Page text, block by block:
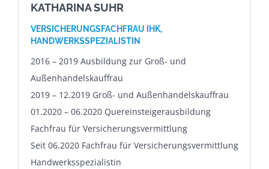
KATHARINA SUHR
VERSICHERUNGSFACHFRAU IHK,
HANDWERKSSPEZIALISTIN
2016 – 2019 Ausbildung zur Groß- und
Außenhandelskauffrau
2019 – 12.2019 Groß- und Außenhandelskauffrau
01.2020 – 06.2020 Quereinsteigerausbildung
Fachfrau für Versicherungsvermittlung
Seit 06.2020 Fachfrau für Versicherungsvermittlung
Handwerksspezialistin